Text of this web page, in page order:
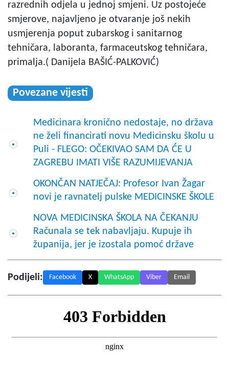
razrednih odjela u jednoj smjeni. Uz postojeće
smjerove, najavljeno je otvaranje još nekih
usmjerenja poput zubarskog i sanitarnog
tehničara, laboranta, farmaceutskog tehničara,
primalja.( Danijela BAŠIĆ-PALKOVIĆ)
Povezane vijesti
Medicinara kronično nedostaje, no država
ne želi financirati novu Medicinsku školu u
Puli - FLEGO: OČEKIVAO SAM DA ĆE U
ZAGREBU IMATI VIŠE RAZUMIJEVANJA
OKONČAN NATJEČAJ: Profesor Ivan Žagar
novi je ravnatelj pulske MEDICINSKE ŠKOLE
NOVA MEDICINSKA ŠKOLA NA ČEKANJU
Računala se tek nabavljaju. Kupuje ih
županija, jer je izostala pomoć države
Podijeli: Facebook X WhatsApp Viber Email